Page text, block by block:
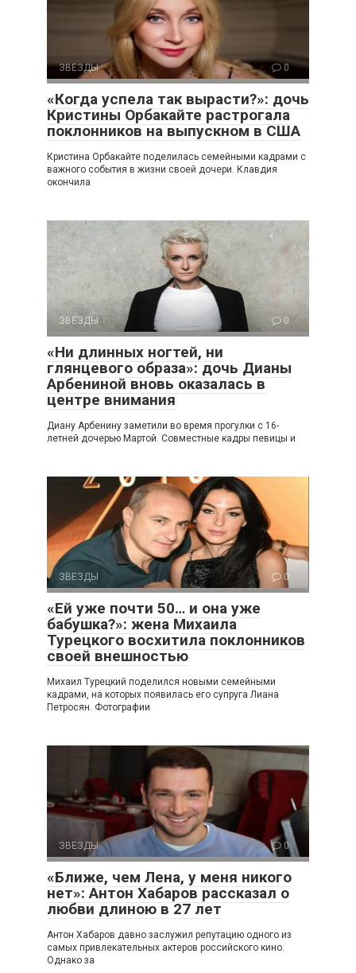
ЗВЕЗДЫ 0
«Когда успела так вырасти?»: дочь
Кристины Орбакайте растрогала
поклонников на выпускном в США
Кристина Орбакайте поделилась семейными кадрами с
важного события в жизни своей дочери. Клавдия
окончила
ЗВЕЗДЫ 0
«Ни длинных ногтей, ни
глянцевого образа»: дочь Дианы
Арбениной вновь оказалась в
центре внимания
Диану Арбенину заметили во время прогулки с 16-
летней дочерью Мартой. Совместные кадры певицы и
ЗВЕЗДЫ 0
«Ей уже почти 50… и она уже
бабушка?»: жена Михаила
Турецкого восхитила поклонников
своей внешностью
Михаил Турецкий поделился новыми семейными
кадрами, на которых появилась его супруга Лиана
Петросян. Фотографии
ЗВЕЗДЫ 0
«Ближе, чем Лена, у меня никого
нет»: Антон Хабаров рассказал о
любви длиною в 27 лет
Антон Хабаров давно заслужил репутацию одного из
самых привлекательных актеров российского кино.
Однако за